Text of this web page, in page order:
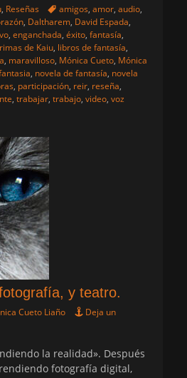
, Reseñas Etiquetas
amigos, amor, audio,
, Daltharem, David Espada,
, enganchada, éxito, fantasía,
de Kaiu, libros de fantasía,
, maravilloso, Mónica Cueto, Mónica
, novela de fantasía, novela
, participación, reir, reseña,
, trabajar, trabajo, video, voz
y teatro.
Cueto Liaño
Deja un
la realidad». Después
fotografía digital,